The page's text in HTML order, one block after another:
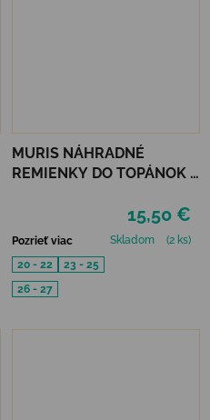
MURIS NÁHRADNÉ
REMIENKY DO TOPÁNOK 3
15,50 €
Pozrieť viac Skladom
(2 ks)
20 - 22
23 - 25
26 - 27